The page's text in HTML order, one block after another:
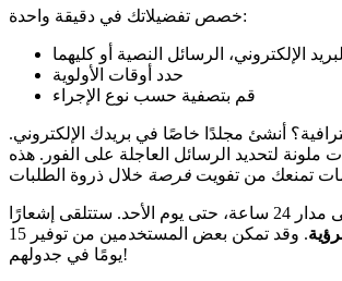
خصص تفضيلاتك في دقيقة واحدة:
الإلكتروني، الرسائل النصية أو كليهما
حدد أوقات الأولوية
قم بتصفية حسب نوع الإجراء
أنشئ مجلدًا خاصًا في بريدك الإلكتروني.
ملونة لتحديد الرسائل العاجلة على الفور. هذه
تمنعك من تفويت فرصة
تعمل الخدمة على مدار 24 ساعة، حتى يوم الأحد. ستتلقى إشعارًا
. وقد تمكن بعض المستخدمين من توفير 15
يومًا في جدولهم!